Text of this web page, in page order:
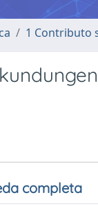
1 Contributo
completa